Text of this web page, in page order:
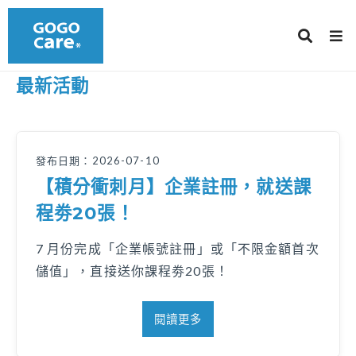
最新活動
發布日期：2026-07-10
【積分衝刺月】企業註冊，就送課
程劵20張！
7 月份完成「企業帳號註冊」或「不限金額首次
儲值」，直接送你課程劵20張！
閱讀更多